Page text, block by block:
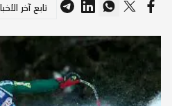
تابع آخر